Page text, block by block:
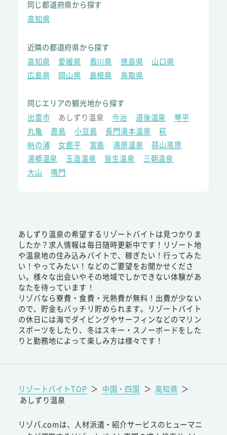
同じ都道府県から探す
高知県
近隣の都道府県から探す
高知県
愛媛県 香川県 徳島県
山口県
広島県
岡山県 島根県 鳥取県
同じエリアの観光地から探す
出雲市
あしずり温泉 今治 道後温泉
琴平
丸亀
直島 小豆島 長門湯本温泉
萩
鞆の浦
女鹿平 宮島 湯原温泉
蒜山高原
湯郷温泉
玉造温泉 皆生温泉
三朝温泉
大山
鳴門
あしずり温泉の希望するリゾートバイトは見つかりま
したか？求人情報は毎日随時更新中です！リゾート地
や温泉地の住み込みバイトで、稼ぎたい！行ってみた
い！やってみたい！などのご要望をお聞かせくださ
い。様々な出会いやその地域でしかできない体験があ
なたを待っています！
リゾバなら寮費・食費・光熱費が無料！出費が少ない
ので、貯金もバッチリ貯められます。リゾートバイト
の休日には海でダイビングやサーフィンなどのマリン
スポーツをしたり、冬はスキー・スノーボードをした
りと勤務地によって楽しみ方は様々です！
リゾートバイトTOP ＞ 中国・四国 ＞ 高知県 ＞
あしずり温泉
リゾバ.comは、人材派遣・紹介サービスのヒューマニ